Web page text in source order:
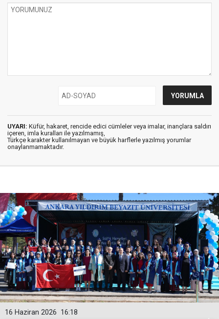
UYARI: Küfür, hakaret, rencide edici cümleler veya imalar, inançlara saldırı
içeren, imla kuralları ile yazılmamış,
Türkçe karakter kullanılmayan ve büyük harflerle yazılmış yorumlar
onaylanmamaktadır.
16:18
16 Haziran 2026